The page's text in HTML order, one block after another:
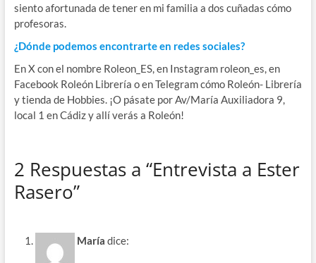
siento afortunada de tener en mi familia a dos cuñadas cómo
profesoras.
¿Dónde podemos encontrarte en redes sociales?
En X con el nombre Roleon_ES, en Instagram roleon_es, en
Facebook Roleón Librería o en Telegram cómo Roleón- Librería
y tienda de Hobbies. ¡O pásate por Av/María Auxiliadora 9,
local 1 en Cádiz y allí verás a Roleón!
2 Respuestas a “Entrevista a Ester
Rasero”
María dice: